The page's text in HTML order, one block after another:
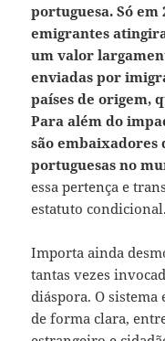
portuguesa. Só em
emigrantes
um valor
enviadas por
países de origem,
Para além do
são embaixadores
portuguesas no
essa pertença e
estatuto condicional.
Importa ainda
tantas vezes
diáspora. O
de forma clara,